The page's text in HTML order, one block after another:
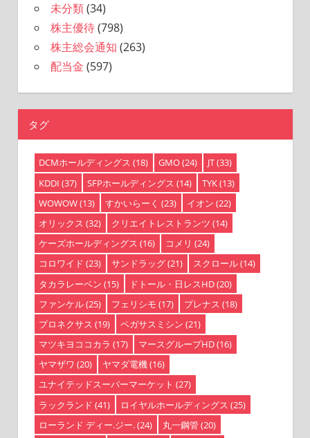
未分類(34)
株主優待(798)
株主総会通知 (263)
配当金 (597)
タグ
DCMホールディングス (18) GMO(24) JT(33)
KDDI (37) SFPホールディングス (14) TYK(13)
WOWOW(13) すかいらーく (23) イオン (22)
オリックス (32) クリエイトレストランツ (14)
ケーズホールディングス (16) コメリ (24)
コロワイド (23) サンドラッグ(21) スクロール(14)
タカラレーベン (15) ドトール・日レスHD(20)
ファンケル(25) フェリシモ (17) プレナス (18)
プロネクサス (19) ペガサスミシン (21)
マツキヨココカラ (17) マースグループHD(16)
ヤマザワ (20) ヤマダ電機(16)
ユナイテッドスーパーマーケット (27)
ラックランド (41) ロイヤルホールディングス (25)
ローランド ディー.ジー.(24) 丸一鋼管(20)